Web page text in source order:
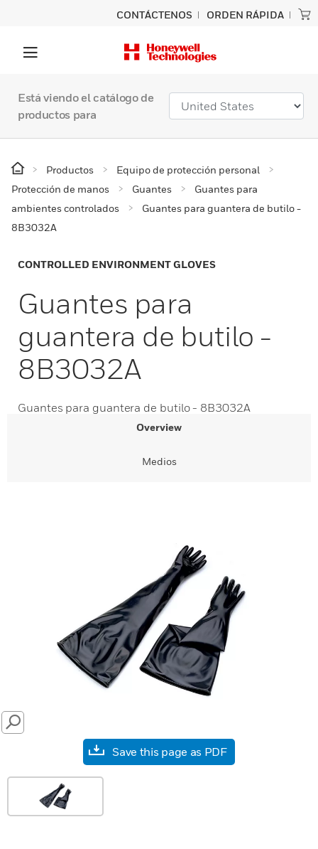
CONTÁCTENOS ORDEN RÁPIDA
Está viendo el catálogo de
productos para
Productos
Equipo de protección personal
Protección de manos
Guantes
Guantes para
ambientes controlados
Guantes para guantera de butilo -
8B3032A
CONTROLLED ENVIRONMENT GLOVES
Guantes para
guantera de butilo -
8B3032A
Guantes para guantera de butilo - 8B3032A
Overview
Medios
SEARCH
Save this page as PDF